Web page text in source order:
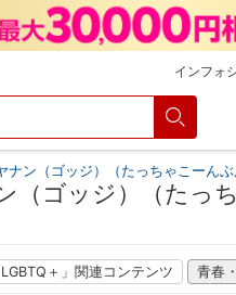
インフォ
ン（ゴッジ）（たっちゃこーんぶ
（ゴッジ）（たっ
＋」関連コンテンツ 青春